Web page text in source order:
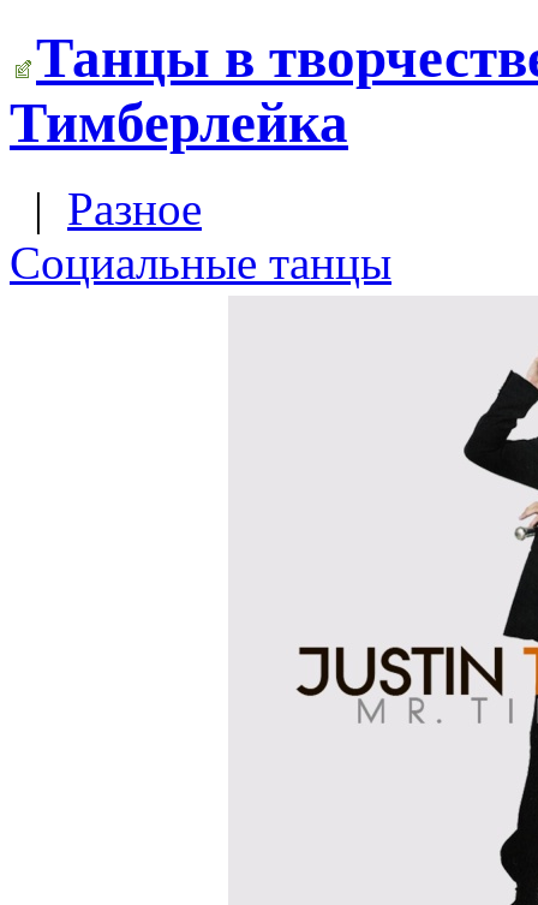
Танцы в
Тимберлейка
| Разное
Социальные танцы